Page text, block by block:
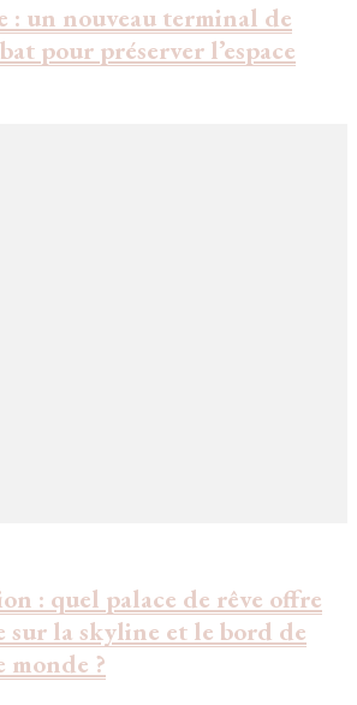
: un nouveau terminal de
pour préserver l’espace
: quel palace de rêve offre
sur la skyline et le bord de
monde ?